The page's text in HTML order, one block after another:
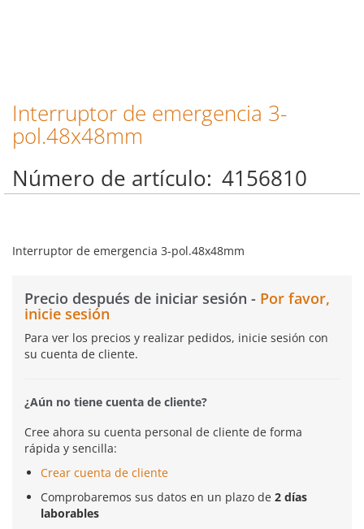
Saltar
al
comienzo
la
galería
Interruptor de emergencia 3-
pol.48x48mm
Número de artículo 4156810
Interruptor de emergencia 3-pol.48x48mm
Precio después de iniciar sesión - Por favor,
inicie sesión
Para ver los precios y realizar pedidos, inicie sesión con
su cuenta de cliente.
¿Aún no tiene cuenta de cliente?
Cree ahora su cuenta personal de cliente de forma
rápida y sencilla:
Crear cuenta de cliente
Comprobaremos sus datos en un plazo de 2 días
laborables